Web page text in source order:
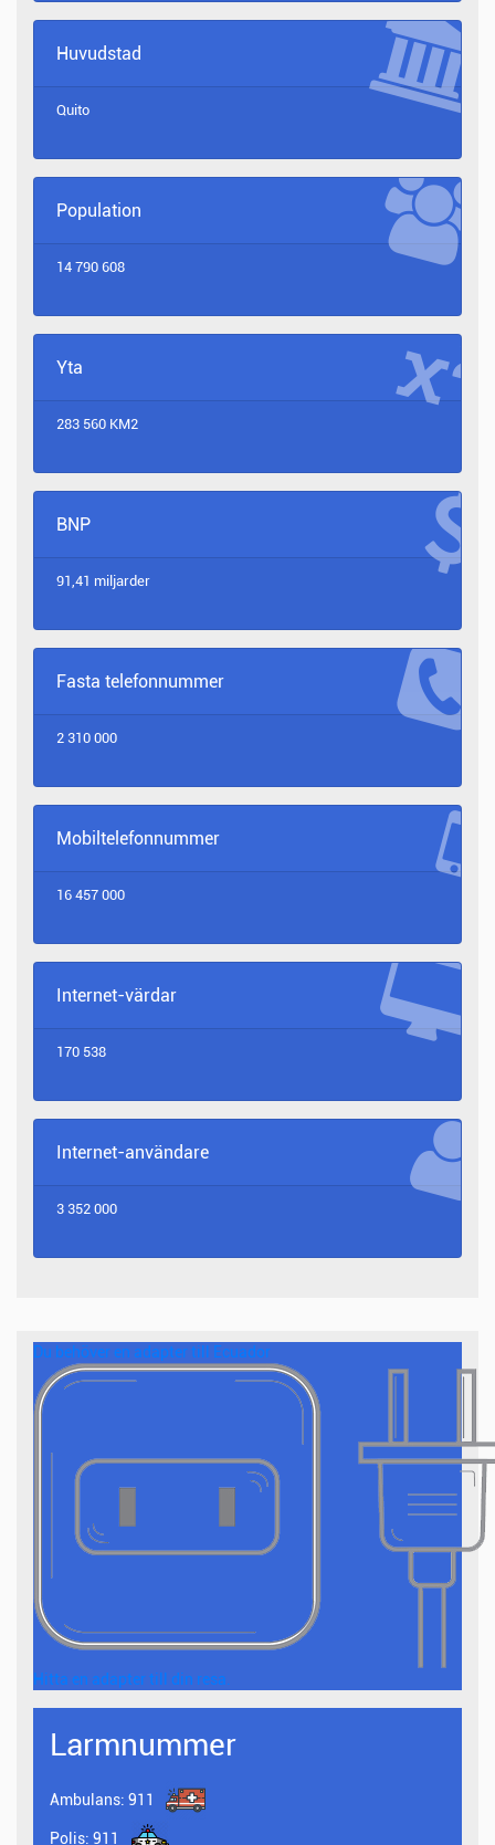
Huvudstad
Quito
Population
14 790 608
Yta
283 560 KM2
BNP
91,41 miljarder
Fasta telefonnummer
2 310 000
Mobiltelefonnummer
16 457 000
Internet-värdar
170 538
Internet-användare
3 352 000
Du behöver en adapter till Ecuador
Hitta en adapter till din resa.
Larmnummer
Ambulans: 911
Polis: 911